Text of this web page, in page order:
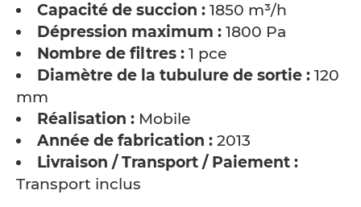
Capacité de succion : 1850 m³/h
Dépression maximum : 1800 Pa
Nombre de filtres : 1 pce
Diamètre de la tubulure de sortie : 120
mm
Réalisation : Mobile
Année de fabrication : 2013
Livraison / Transport / Paiement :
Transport inclus